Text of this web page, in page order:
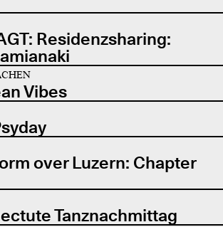
Residenzsharing:
Vibes
over Luzern: Chapter
Tanznachmittag